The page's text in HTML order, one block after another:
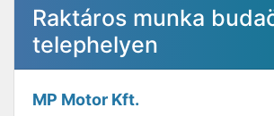
Raktáros munka
telephelyen
MP Motor Kft.